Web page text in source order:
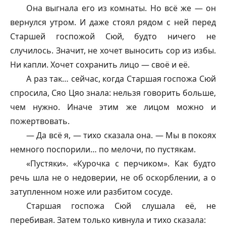
Она выгнала его из комнаты. Но всё же — он
вернулся утром. И даже стоял рядом с ней перед
Старшей госпожой Сюй, будто ничего не
случилось. Значит, не хочет выносить сор из избы.
Ни капли. Хочет сохранить лицо — своё и её.
А раз так… сейчас, когда Старшая госпожа Сюй
спросила, Сяо Цяо знала: нельзя говорить больше,
чем нужно. Иначе этим же лицом можно и
пожертвовать.
— Да всё я, — тихо сказала она. — Мы в покоях
немного поспорили… по мелочи, по пустякам.
«Пустяки». «Курочка с перчиком». Как будто
речь шла не о недоверии, не об оскорблении, а о
затупленном ноже или разбитом сосуде.
Старшая госпожа Сюй слушала её, не
перебивая. Затем только кивнула и тихо сказала: